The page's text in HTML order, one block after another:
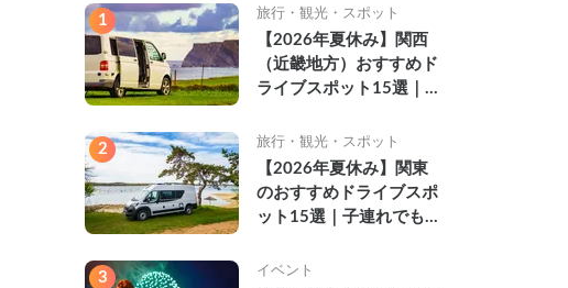
1 旅行・観光・スポット
【2026年夏休み】関西
（近畿地方）おすすめド
ライブスポット15選｜
名所を紹介
2 旅行・観光・スポット
【2026年夏休み】関東
のおすすめドライブスポ
ット15選｜子連れでも
ルメ・温泉を徹底解説
3 イベント